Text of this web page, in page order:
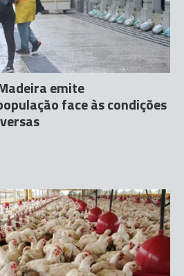
emite
face às condições